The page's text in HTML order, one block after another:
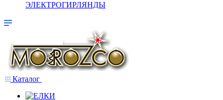
ЭЛЕКТРОГИРЛЯНДЫ
Каталог